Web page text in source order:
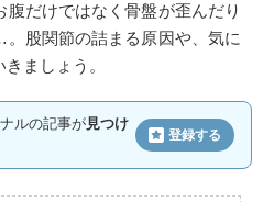
だけではなく骨盤が歪んだり
股関節の詰まる原因や、気に
ましょう。
ルの記事が見つけ
登録する